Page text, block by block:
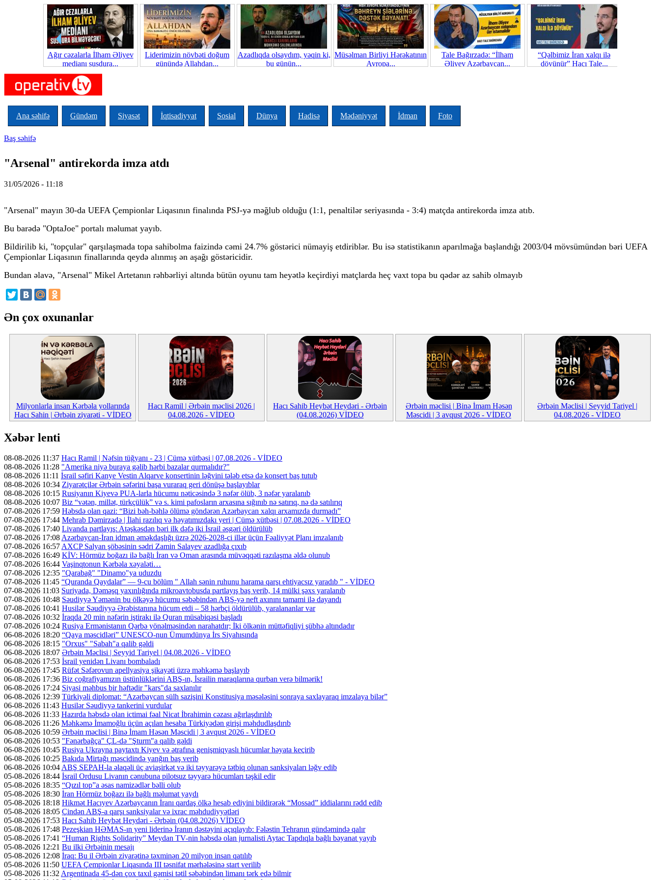
Skip to main content
Ağır cəzalarla İlham Əliyev
medianı susdura...
Liderimizin növbəti doğum
günündə Allahdan...
Azadlıqda olsaydım, yəqin ki,
bu günün...
Müsəlman Birliyi Hərəkatının
Avropa...
Tale Bağırzadə: “İlham
Əliyev Azərbaycan...
“Qəlbimiz İran xalqı ilə
döyünür” Hacı Tale...
Ana səhifə Gündəm Siyasət İqtisadiyyat Sosial Dünya Hadisə Mədəniyyət İdman Foto
Baş səhifə
"Arsenal" antirekorda imza atdı
31/05/2026 - 11:18
"Arsenal" mayın 30-da UEFA Çempionlar Liqasının finalında PSJ-yə məğlub olduğu (1:1, penaltilər seriyasında - 3:4) matçda antirekorda imza atıb.
Bu barədə "OptaJoe" portalı məlumat yayıb.
Bildirilib ki, "topçular" qarşılaşmada topa sahibolma faizində cəmi 24.7% göstərici nümayiş etdiriblər. Bu isə statistikanın aparılmağa başlandığı 2003/04 mövsümündən bəri UEFA
Çempionlar Liqasının finallarında qeydə alınmış ən aşağı göstəricidir.
Bundan əlavə, "Arsenal" Mikel Artetanın rəhbərliyi altında bütün oyunu tam heyətlə keçirdiyi matçlarda heç vaxt topa bu qədər az sahib olmayıb
Ən çox oxunanlar
Milyonlarla insan Kərbəla yollarında
Hacı Sahin | Ərbəin ziyarəti - VİDEO
Hacı Ramil | Ərbəin məclisi 2026 |
04.08.2026 - VİDEO
Hacı Sahib Heybət Heydəri - Ərbəin
(04.08.2026) VİDEO
Ərbəin məclisi | Binə İmam Həsən
Məscidi | 3 avqust 2026 - VİDEO
Ərbəin Məclisi | Seyyid Tariyel |
04.08.2026 - VİDEO
Xəbər lenti
08-08-2026 11:37 Hacı Ramil | Nəfsin tüğyanı - 23 | Cümə xütbəsi | 07.08.2026 - VİDEO
08-08-2026 11:28 "Amerika niyə buraya gəlib hərbi bazalar qurmalıdır?"
08-08-2026 11:11 İsrail səfiri Kanye Vestin Alqarve konsertinin ləğvini tələb etsə də konsert baş tutub
08-08-2026 10:34 Ziyarətçilər Ərbəin səfərini başa vuraraq geri dönüşə başlayıblar
08-08-2026 10:15 Rusiyanın Kiyevə PUA-larla hücumu nəticəsində 3 nəfər ölüb, 3 nəfər yaralanıb
08-08-2026 10:07 Biz “vətən, millət, türkçülük” və s. kimi pafosların arxasına sığınıb nə satırıq, nə də satılırıq
07-08-2026 17:59 Həbsdə olan qazi: “Bizi bəh-bəhlə ölümə göndərən Azərbaycan xalqı arxamızda durmadı”
07-08-2026 17:44 Mehrab Dəmirzadə | İlahi razılıq və həyatımızdakı yeri | Cümə xütbəsi | 07.08.2026 - VİDEO
07-08-2026 17:40 Livanda partlayış: Atəşkəsdən bəri ilk dəfə iki İsrail əsgəri öldürülüb
07-08-2026 17:08Azərbaycan-İran idman əməkdaşlığı üzrə 2026-2028-ci illər üçün Fəaliyyət Planı imzalanıb
07-08-2026 16:57AXCP Salyan şöbəsinin sədri Zamin Salayev azadlığa çıxıb
07-08-2026 16:49 KİV: Hörmüz boğazı ilə bağlı İran və Oman arasında müvəqqəti razılaşma əldə olunub
07-08-2026 16:44 Vaşinqtonun Kərbəla xəyaləti…
07-08-2026 12:35 "Qarabağ" "Dinamo"ya uduzdu
07-08-2026 11:45 “Quranda Qaydalar” — 9-cu bölüm " Allah sənin ruhunu harama qarşı ehtiyacsız yaradıb " - VİDEO
07-08-2026 11:03 Suriyada, Dəməşq yaxınlığında mikroavtobusda partlayış baş verib, 14 mülki şəxs yaralanıb
07-08-2026 10:48 Səudiyyə Yəmənin bu ölkəyə hücumu səbəbindən ABŞ-yə neft axınını tamami ilə dayandı
07-08-2026 10:41 Husilər Səudiyyə Ərəbistanına hücum etdi – 58 hərbçi öldürülüb, yaralananlar var
07-08-2026 10:32 İraqda 20 min nəfərin iştirakı ilə Quran müsabiqəsi başladı
07-08-2026 10:24 Rusiya Ermənistanın Qərbə yönəlməsindən narahatdır; İki ölkənin müttəfiqliyi şübhə altındadır
06-08-2026 18:20 “Qaya məscidləri” UNESCO-nun Ümumdünya İrs Siyahısında
06-08-2026 18:15 "Orxus" "Sabah"a qalib gəldi
06-08-2026 18:07 Ərbəin Məclisi | Seyyid Tariyel | 04.08.2026 - VİDEO
06-08-2026 17:53 İsrail yenidən Livanı bombaladı
06-08-2026 17:45 Rüfət Səfərovun apellyasiya şikayəti üzrə məhkəmə başlayıb
06-08-2026 17:36 Biz coğrafiyamızın üstünlüklərini ABŞ-ın, İsrailin maraqlarına qurban verə bilmərik!
06-08-2026 17:24 Siyasi məhbus bir həftədir "kars"da saxlanılır
06-08-2026 12:39 Türkiyəli diplomat: “Azərbaycan sülh sazişini Konstitusiya məsələsini sonraya saxlayaraq imzalaya bilər”
06-08-2026 11:43 Husilər Səudiyyə tankerini vurdular
06-08-2026 11:33 Hazırda həbsdə olan ictimai fəal Nicat İbrahimin cəzası ağırlaşdırılıb
06-08-2026 11:26 Məhkəmə İmamoğlu üçün açılan hesaba Türkiyədən girişi məhdudlaşdırıb
06-08-2026 10:59 Ərbəin məclisi | Binə İmam Həsən Məscidi | 3 avqust 2026 - VİDEO
06-08-2026 10:53 "Fənərbağça" ÇL-də "Şturm"a qalib gəldi
06-08-2026 10:45 Rusiya Ukrayna paytaxtı Kiyev və ətrafına genişmiqyaslı hücumlar həyata keçirib
06-08-2026 10:25 Bakıda Mirtağı məscidində yanğın baş verib
06-08-2026 10:04ABŞ SEPAH-la əlaqəli üç aviaşirkət və iki təyyarəyə tətbiq olunan sanksiyaları ləğv edib
05-08-2026 18:44 İsrail Ordusu Livanın cənubuna pilotsuz təyyarə hücumları təşkil edir
05-08-2026 18:35 “Qızıl top”a əsas namizədlər bəlli olub
05-08-2026 18:30 İran Hörmüz boğazı ilə bağlı məlumat yaydı
05-08-2026 18:18 Hikmət Hacıyev Azərbaycanın İranı qardaş ölkə hesab ediyini bildirərək “Mossad” iddialarını rədd edib
05-08-2026 18:05 Çindən ABŞ-a qarşı sanksiyalar və ixrac məhdudiyyətləri
05-08-2026 17:53 Hacı Sahib Heybət Heydəri - Ərbəin (04.08.2026) VİDEO
05-08-2026 17:48 Pezeşkian HƏMAS-ın yeni liderinə İranın dəstəyini açıqlayıb: Fələstin Tehranın gündəmində qalır
05-08-2026 17:41 “Human Rights Solidarity” Meydan TV-nin həbsdə olan jurnalisti Aytac Tapdıqla bağlı bəyanat yayıb
05-08-2026 12:21 Bu ilki Ərbəinin mesajı
05-08-2026 12:08 İraq: Bu il Ərbəin ziyarətinə təxminən 20 milyon insan qatılıb
05-08-2026 11:50 UEFA Çempionlar Liqasında III təsnifat mərhələsinə start verilib
05-08-2026 11:32Argentinada 45-dən çox taxıl gəmisi tətil səbəbindən limanı tərk edə bilmir